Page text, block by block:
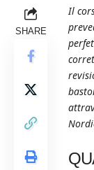
SHARE
Il